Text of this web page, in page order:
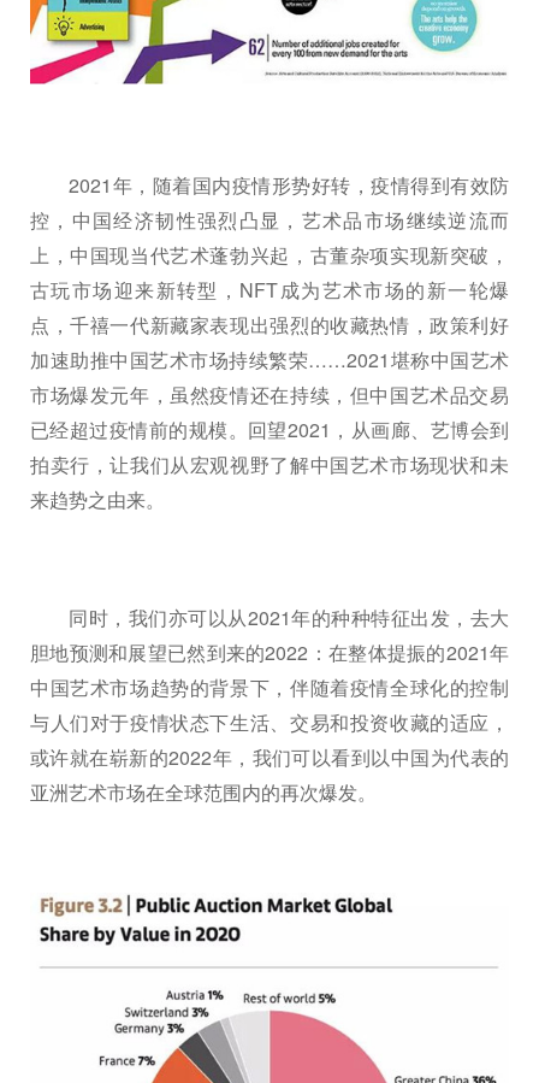
2021年，随着国内疫情形势好转，疫情得到有效防
控，中国经济韧性强烈凸显，艺术品市场继续逆流而
上，中国现当代艺术蓬勃兴起，古董杂项实现新突破，
古玩市场迎来新转型，NFT成为艺术市场的新一轮爆
点，千禧一代新藏家表现出强烈的收藏热情，政策利好
加速助推中国艺术市场持续繁荣……2021堪称中国艺术
市场爆发元年，虽然疫情还在持续，但中国艺术品交易
已经超过疫情前的规模。回望2021，从画廊、艺博会到
拍卖行，让我们从宏观视野了解中国艺术市场现状和未
来趋势之由来。
同时，我们亦可以从2021年的种种特征出发，去大
胆地预测和展望已然到来的2022：在整体提振的2021年
中国艺术市场趋势的背景下，伴随着疫情全球化的控制
与人们对于疫情状态下生活、交易和投资收藏的适应，
或许就在崭新的2022年，我们可以看到以中国为代表的
亚洲艺术市场在全球范围内的再次爆发。